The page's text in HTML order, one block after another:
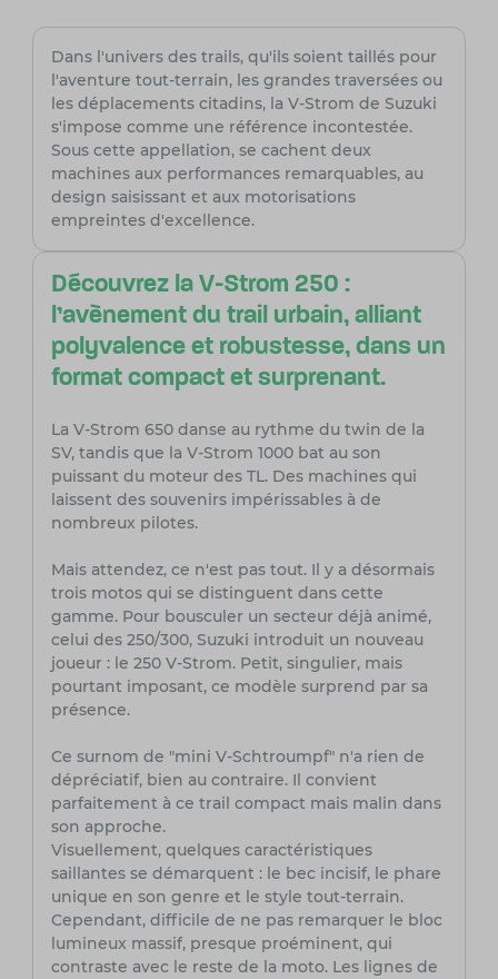
Dans l'univers des trails, qu'ils soient taillés pour
l'aventure tout-terrain, les grandes traversées ou
les déplacements citadins, la V-Strom de Suzuki
s'impose comme une référence incontestée.
Sous cette appellation, se cachent deux
machines aux performances remarquables, au
design saisissant et aux motorisations
empreintes d'excellence.
Découvrez la V-Strom 250 :
l'avènement du trail urbain, alliant
polyvalence et robustesse, dans un
format compact et surprenant.
La V-Strom 650 danse au rythme du twin de la
SV, tandis que la V-Strom 1000 bat au son
puissant du moteur des TL. Des machines qui
laissent des souvenirs impérissables à de
nombreux pilotes.
Mais attendez, ce n'est pas tout. Il y a désormais
trois motos qui se distinguent dans cette
gamme. Pour bousculer un secteur déjà animé,
celui des 250/300, Suzuki introduit un nouveau
joueur : le 250 V-Strom. Petit, singulier, mais
pourtant imposant, ce modèle surprend par sa
présence.
Ce surnom de "mini V-Schtroumpf" n'a rien de
dépréciatif, bien au contraire. Il convient
parfaitement à ce trail compact mais malin dans
son approche.
Visuellement, quelques caractéristiques
saillantes se démarquent : le bec incisif, le phare
unique en son genre et le style tout-terrain.
Cependant, difficile de ne pas remarquer le bloc
lumineux massif, presque proéminent, qui
contraste avec le reste de la moto. Les lignes de